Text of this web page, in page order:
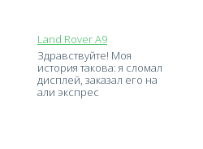
Land Rover A9
Здравствуйте! Моя
история такова: я сломал
дисплей, заказал его на
али экспрес